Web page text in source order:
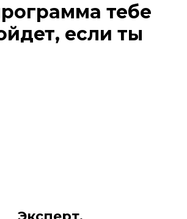
тебе
если ты